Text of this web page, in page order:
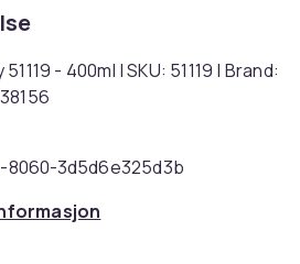
- 400ml | SKU: 51119 | Brand:
3d5d6e325d3b